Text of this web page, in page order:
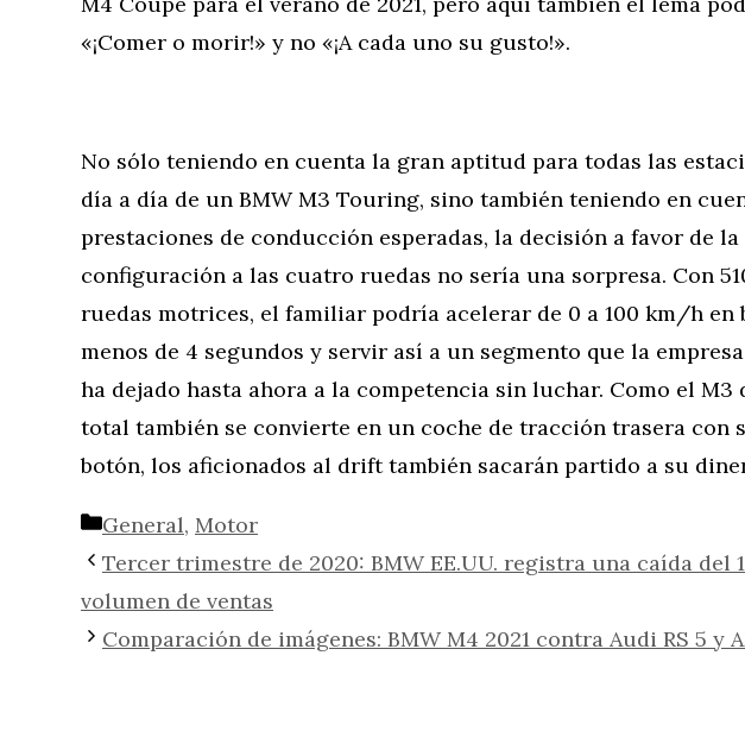
«¡Comer o morir!» y no «¡A cada uno su gusto!».
No sólo teniendo en cuenta la gran aptitud para todas las
día a día de un BMW M3 Touring, sino también teniendo en
prestaciones de conducción esperadas, la decisión a favor de la
configuración a las cuatro ruedas no sería una sorpresa. Con
ruedas motrices, el familiar podría acelerar de 0 a 100 km/h en
menos de 4 segundos y servir así a un segmento que la
ha dejado hasta ahora a la competencia sin luchar. Como el M3
total también se convierte en un coche de tracción trasera con
botón, los aficionados al drift también sacarán partido a su
Categorías
General, Motor
Tercer trimestre de 2020: BMW EE.UU. registra una caída del
volumen de ventas
Comparación de imágenes: BMW M4 2021 contra Audi RS 5 y